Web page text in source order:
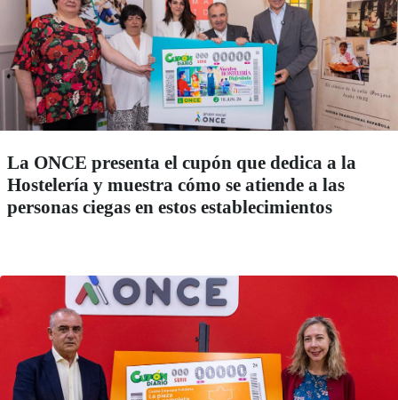
La ONCE presenta el cupón que dedica a la
Hostelería y muestra cómo se atiende a las
personas ciegas en estos establecimientos